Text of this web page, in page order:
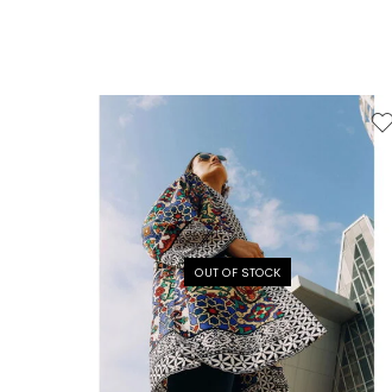
OUT OF STOCK